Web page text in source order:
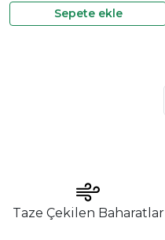
Sepete ekle
Taze Çekilen Baharatlar